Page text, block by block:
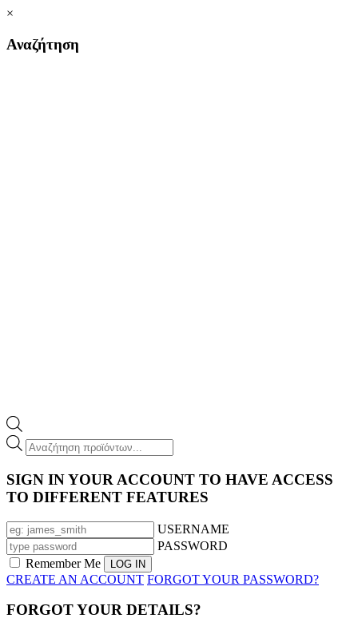
×
Αναζήτηση
Products
search
SIGN IN YOUR ACCOUNT TO HAVE ACCESS
TO DIFFERENT FEATURES
USERNAME
PASSWORD
Remember Me
CREATE AN ACCOUNT FORGOT YOUR PASSWORD?
FORGOT YOUR DETAILS?